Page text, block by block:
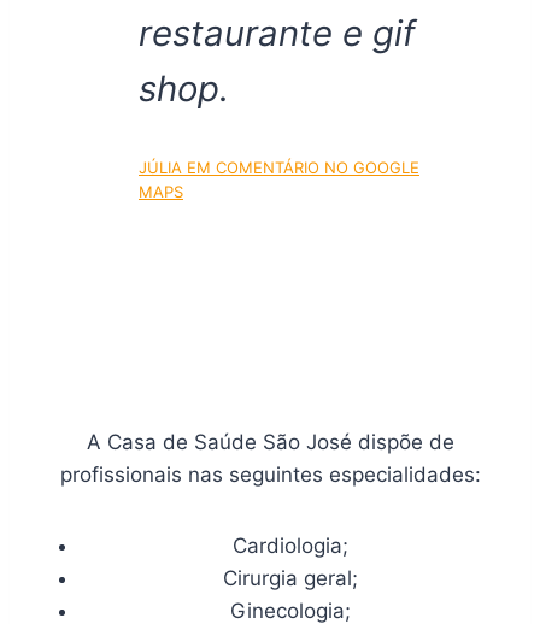
restaurante e gif
shop.
JÚLIA EM COMENTÁRIO NO GOOGLE
MAPS
A Casa de Saúde São José dispõe de
profissionais nas seguintes especialidades:
Cardiologia;
Cirurgia geral;
Ginecologia;